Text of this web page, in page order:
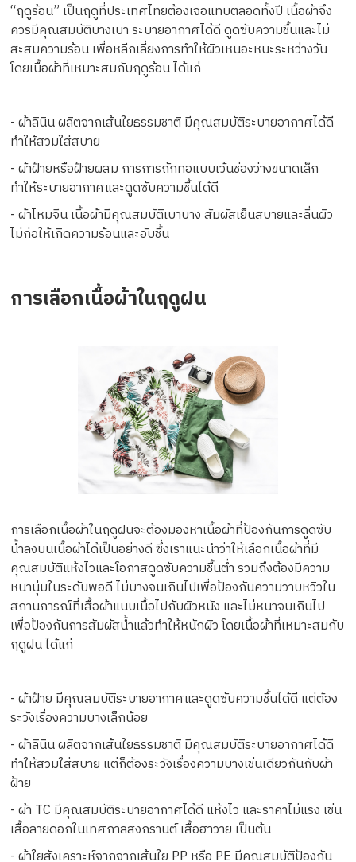
“ฤดูร้อน” เป็นฤดูที่ประเทศไทยต้องเจอแทบตลอดทั้งปี เนื้อผ้าจึง
ควรมีคุณสมบัติบางเบา ระบายอากาศได้ดี ดูดซับความชื้นและไม่
สะสมความร้อน เพื่อหลีกเลี่ยงการทำให้ผิวเหนอะหนะระหว่างวัน
โดยเนื้อผ้าที่เหมาะสมกับฤดูร้อน ได้แก่
- ผ้าลินิน ผลิตจากเส้นใยธรรมชาติ มีคุณสมบัติระบายอากาศได้ดี
ทำให้สวมใส่สบาย
- ผ้าฝ้ายหรือฝ้ายผสม การการถักทอแบบเว้นช่องว่างขนาดเล็ก
ทำให้ระบายอากาศและดูดซับความชื้นได้ดี
- ผ้าไหมจีน เนื้อผ้ามีคุณสมบัติเบาบาง สัมผัสเย็นสบายและลื่นผิว
ไม่ก่อให้เกิดความร้อนและอับชื้น
การเลือกเนื้อผ้าในฤดูฝน
การเลือกเนื้อผ้าในฤดูฝนจะต้องมองหาเนื้อผ้าที่ป้องกันการดูดซับ
น้ำลงบนเนื้อผ้าได้เป็นอย่างดี ซึ่งเราแนะนำว่าให้เลือกเนื้อผ้าที่มี
คุณสมบัติแห้งไวและโอกาสดูดซับความชื้นต่ำ รวมถึงต้องมีความ
หนานุ่มในระดับพอดี ไม่บางจนเกินไปเพื่อป้องกันความวาบหวิวใน
สถานการณ์ที่เสื้อผ้าแนบเนื้อไปกับผิวหนัง และไม่หนาจนเกินไป
เพื่อป้องกันการสัมผัสน้ำแล้วทำให้หนักผิว โดยเนื้อผ้าที่เหมาะสมกับ
ฤดูฝน ได้แก่
- ผ้าฝ้าย มีคุณสมบัติระบายอากาศและดูดซับความชื้นได้ดี แต่ต้อง
ระวังเรื่องความบางเล็กน้อย
- ผ้าลินิน ผลิตจากเส้นใยธรรมชาติ มีคุณสมบัติระบายอากาศได้ดี
ทำให้สวมใส่สบาย แต่ก็ต้องระวังเรื่องความบางเช่นเดียวกันกับผ้า
ฝ้าย
- ผ้า TC มีคุณสมบัติระบายอากาศได้ดี แห้งไว และราคาไม่แรง เช่น
เสื้อลายดอกในเทศกาลสงกรานต์ เสื้อฮาวาย เป็นต้น
- ผ้าใยสังเคราะห์จากจากเส้นใย PP หรือ PE มีคุณสมบัติป้องกัน